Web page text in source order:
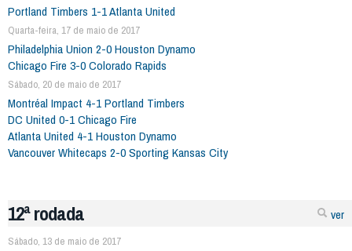
Portland Timbers 1-1 Atlanta United
Quarta-feira, 17 de maio de 2017
Philadelphia Union 2-0 Houston Dynamo
Chicago Fire 3-0 Colorado Rapids
Sábado, 20 de maio de 2017
Montréal Impact 4-1 Portland Timbers
DC United 0-1 Chicago Fire
Atlanta United 4-1 Houston Dynamo
Vancouver Whitecaps 2-0 Sporting Kansas City
ver
12ª rodada
Sábado, 13 de maio de 2017